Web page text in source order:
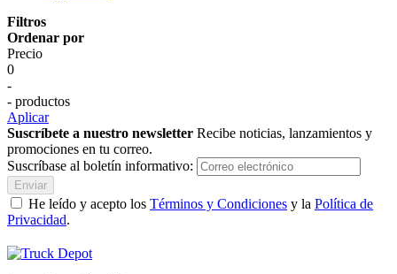
Filtros
Ordenar por
Precio
0
-
- productos
Aplicar
Suscríbete a nuestro newsletter Recibe noticias, lanzamientos y
promociones en tu correo.
Suscríbase al boletín informativo:
Enviar
He leído y acepto los Términos y Condiciones y la Política de
Privacidad.